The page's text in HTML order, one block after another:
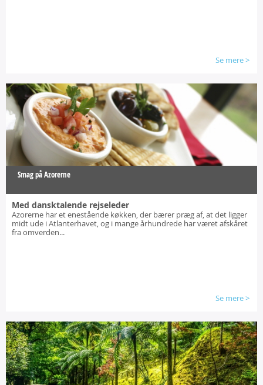
Se mere>
Smag på Azorerne
Med dansktalende rejseleder
Azorerne har et enestående køkken, der bærer præg af, at det ligger
midt ude i Atlanterhavet, og i mange århundrede har været afskåret
fra omverden...
Se mere>